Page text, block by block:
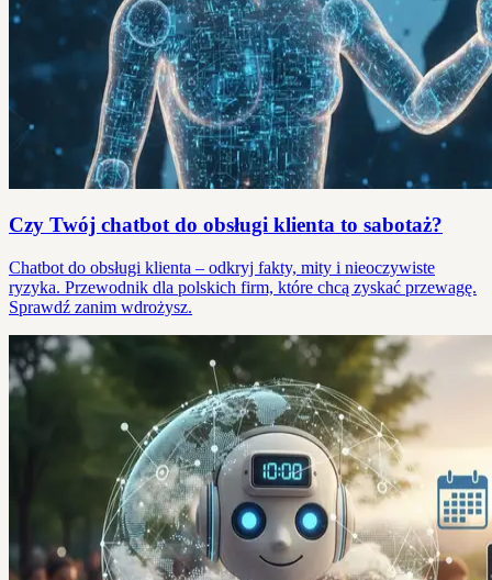
Czy Twój chatbot do obsługi klienta to sabotaż?
Chatbot do obsługi klienta – odkryj fakty, mity i nieoczywiste
ryzyka. Przewodnik dla polskich firm, które chcą zyskać przewagę.
Sprawdź zanim wdrożysz.